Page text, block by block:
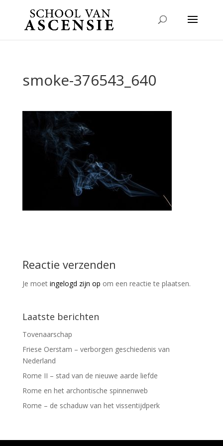
smoke-376543_640
Reactie verzenden
Je moet ingelogd zijn op om een reactie te plaatsen.
Laatste berichten
Tovenaarschap
Friese Oerstam – verborgen geschiedenis van
Nederland
Rome II – stad van de nieuwe aarde liefde
Rome en het archontische spinnenweb
Rome – de schaduw van het vissentijdperk